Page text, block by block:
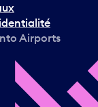
Airports